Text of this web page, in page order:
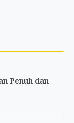
Penuh dan